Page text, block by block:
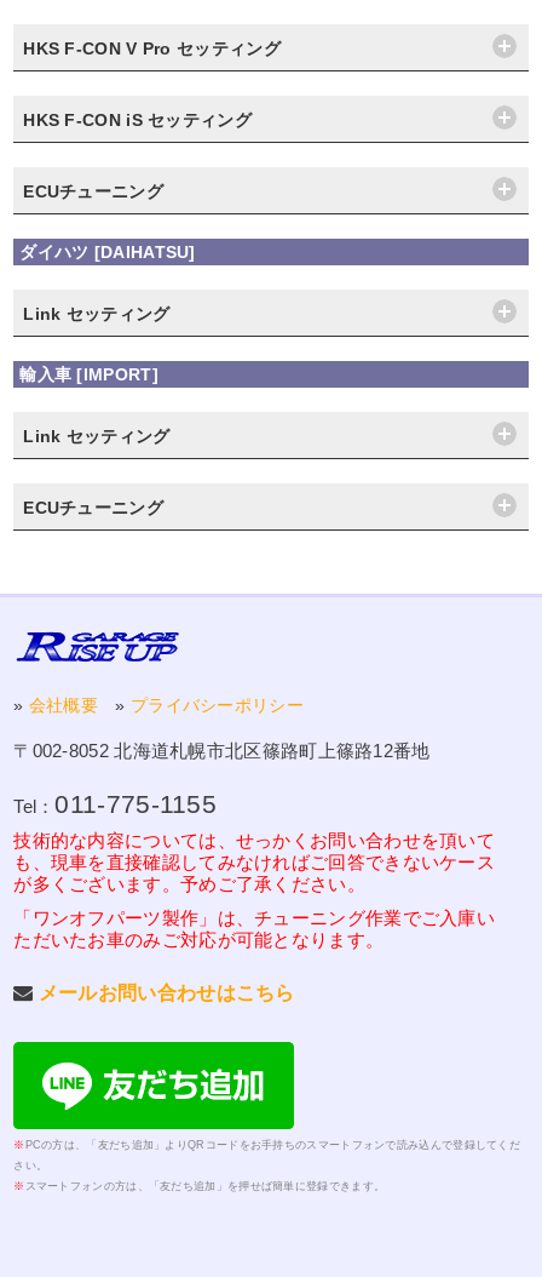
HKS F-CON V Pro セッティング
HKS F-CON iS セッティング
ECUチューニング
ダイハツ [DAIHATSU]
Link セッティング
輸入車 [IMPORT]
Link セッティング
ECUチューニング
» 会社概要 » プライバシーポリシー
〒002-8052 北海道札幌市北区篠路町上篠路12番地
Tel：011-775-1155
技術的な内容については、せっかくお問い合わせを頂いて
も、現車を直接確認してみなければご回答できないケース
が多くございます。予めご了承ください。
「ワンオフパーツ製作」は、チューニング作業でご入庫い
ただいたお車のみご対応が可能となります。
メールお問い合わせはこちら
※ PCの方は、「友だち追加」よりQRコードをお手持ちのスマートフォンで読み込んで登録してくだ
さい。
※ スマートフォンの方は、「友だち追加」を押せば簡単に登録できます。